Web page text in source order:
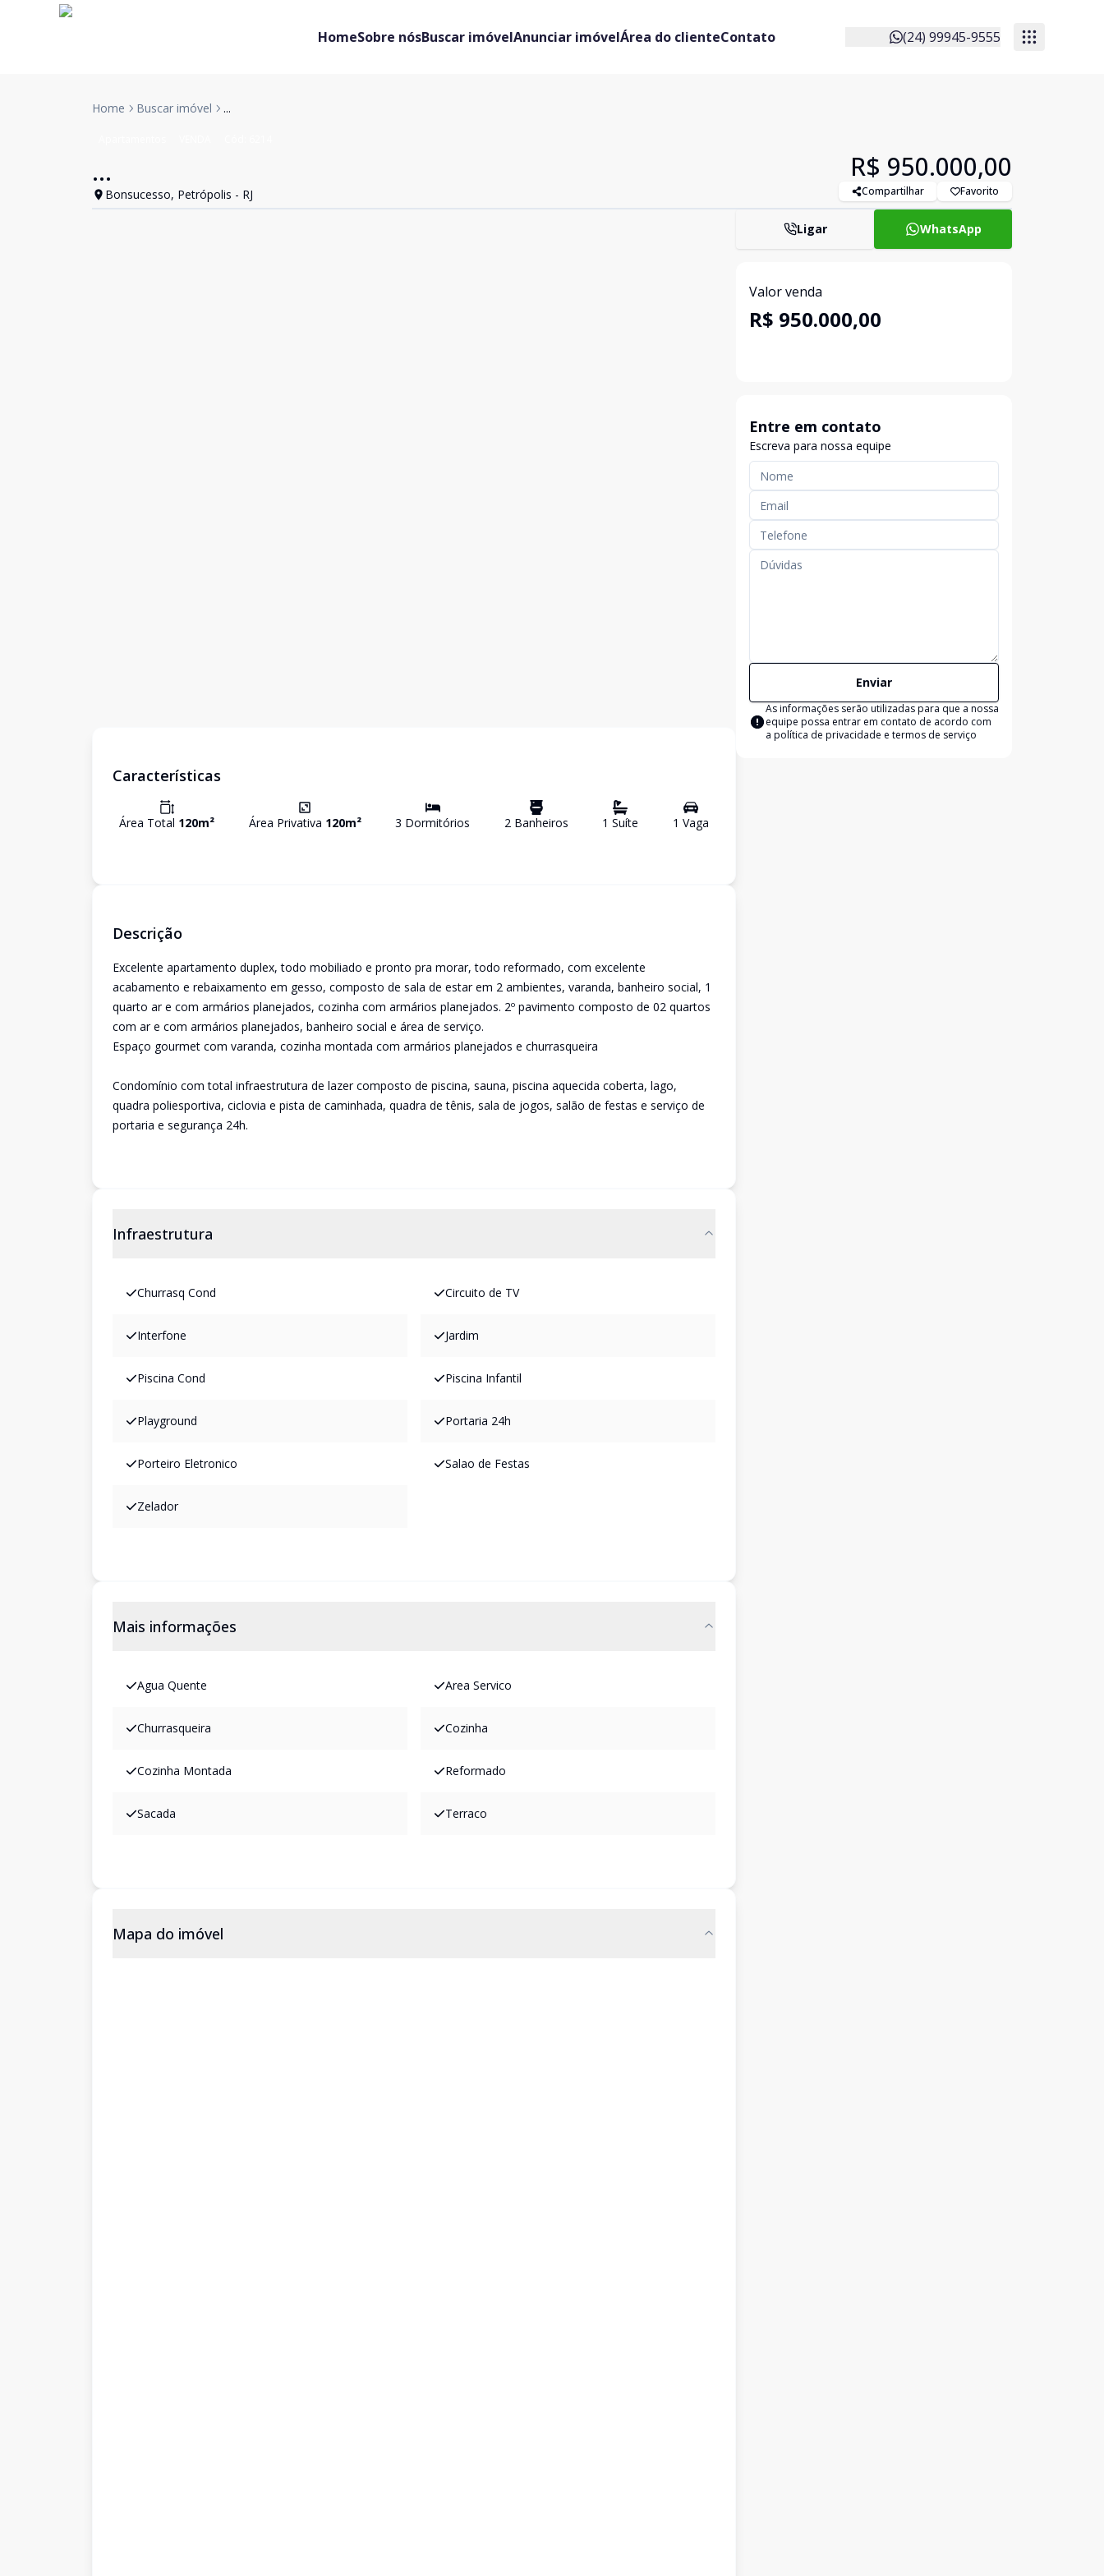
HomeSobre nósBuscar imóvelAnunciar imóvelÁrea do clienteContato (24) 99945-9555
Home Buscar imóvel ...
...
Bonsucesso, Petrópolis - RJ
R$ 950.000,00
Compartilhar Favorito
Características
Área Total 120m² Área Privativa 120m² 3 Dormitórios 2Banheiros 1 Suíte 1 Vaga
Descrição
Excelente apartamento duplex, todo mobiliado e pronto pra morar, todo reformado, com excelente
acabamento e rebaixamento em gesso, composto de sala de estar em 2 ambientes, varanda, banheiro social, 1
quarto ar e com armários planejados, cozinha com armários planejados. 2º pavimento composto de 02 quartos
com ar e com armários planejados, banheiro social e área de serviço.
Espaço gourmet com varanda, cozinha montada com armários planejados e churrasqueira
Condomínio com total infraestrutura de lazer composto de piscina, sauna, piscina aquecida coberta, lago,
quadra poliesportiva, ciclovia e pista de caminhada, quadra de tênis, sala de jogos, salão de festas e serviço de
portaria e segurança 24h.
Infraestrutura
Churrasq Cond Circuito de TV
Interfone Jardim
Piscina Cond Piscina Infantil
Playground Portaria 24h
Porteiro Eletronico Salao de Festas
Zelador
Mais informações
Agua Quente Area Servico
Churrasqueira Cozinha
Cozinha Montada Reformado
Sacada Terraco
Mapa do imóvel
Ligar WhatsApp
Valor venda
R$ 950.000,00
Entre em contato
Escreva para nossa equipe
Enviar
As informações serão utilizadas para que a nossa
equipe possa entrar em contato de acordo com
a política de privacidade e termos de serviço